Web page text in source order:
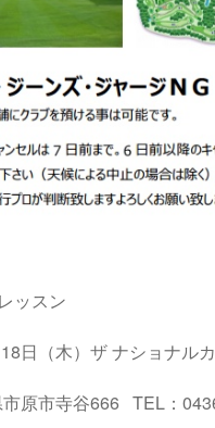
ッスン
日（木）ザ ナショナル
市原市寺谷666 TEL：